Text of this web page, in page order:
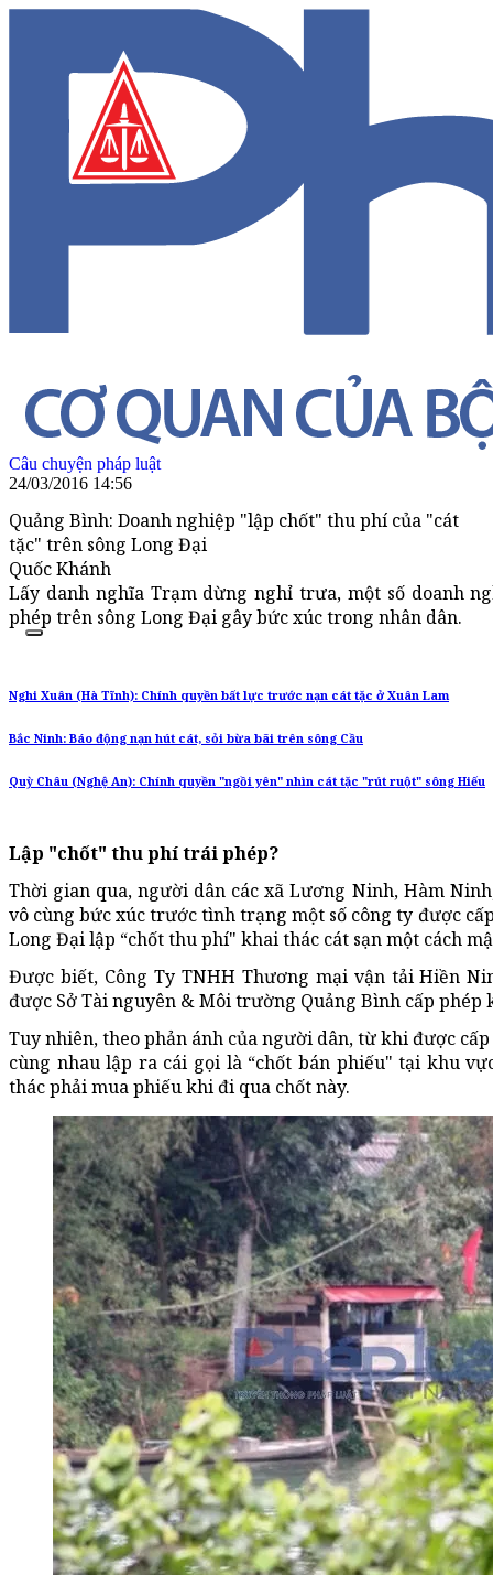
Câu chuyện pháp luật
24/03/2016 14:56
Quảng Bình: Doanh nghiệp "lập chốt" thu phí của "cát
tặc" trên sông Long Đại
Quốc Khánh
Lấy danh nghĩa Trạm dừng nghỉ trưa, một số doanh
phép trên sông Long Đại gây bức xúc trong nhân dân.
Nghi Xuân (Hà Tĩnh): Chính quyền bất lực trước nạn cát tặc ở Xuân Lam
Bắc Ninh: Báo động nạn hút cát, sỏi bừa bãi trên sông Cầu
Quỳ Châu (Nghệ An): Chính quyền "ngồi yên" nhìn cát tặc "rút ruột" sông Hiếu
Lập "chốt" thu phí trái phép?
Thời gian qua, người dân các xã Lương Ninh, Hàm
vô cùng bức xúc trước tình trạng một số công ty được
Long Đại lập “chốt thu phí" khai thác cát sạn một cách
Được biết, Công Ty TNHH Thương mại vận tải Hiền
được Sở Tài nguyên & Môi trường Quảng Bình cấp phép
Tuy nhiên, theo phản ánh của người dân, từ khi được
cùng nhau lập ra cái gọi là “chốt bán phiếu" tại khu
thác phải mua phiếu khi đi qua chốt này.